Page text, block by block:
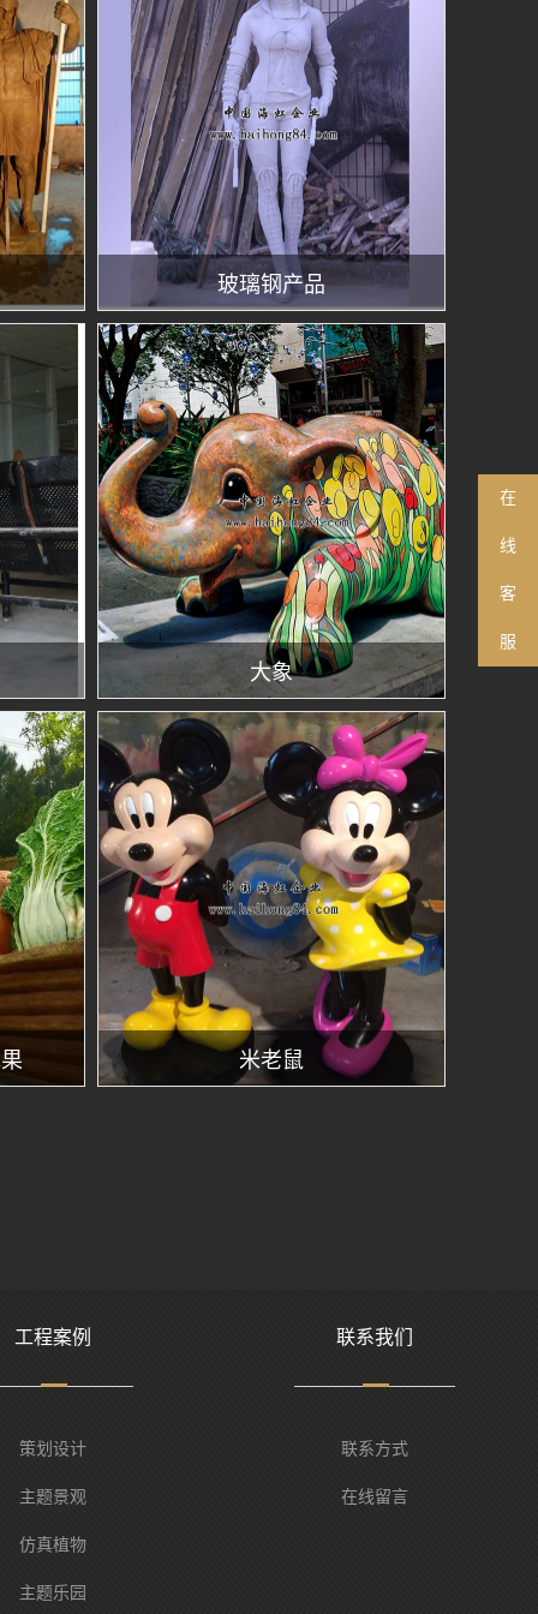
玻璃钢产品
大象
米老鼠
工程案例
策划设计
主题景观
仿真植物
主题乐园
联系我们
联系方式
在线留言
在
线
客
服